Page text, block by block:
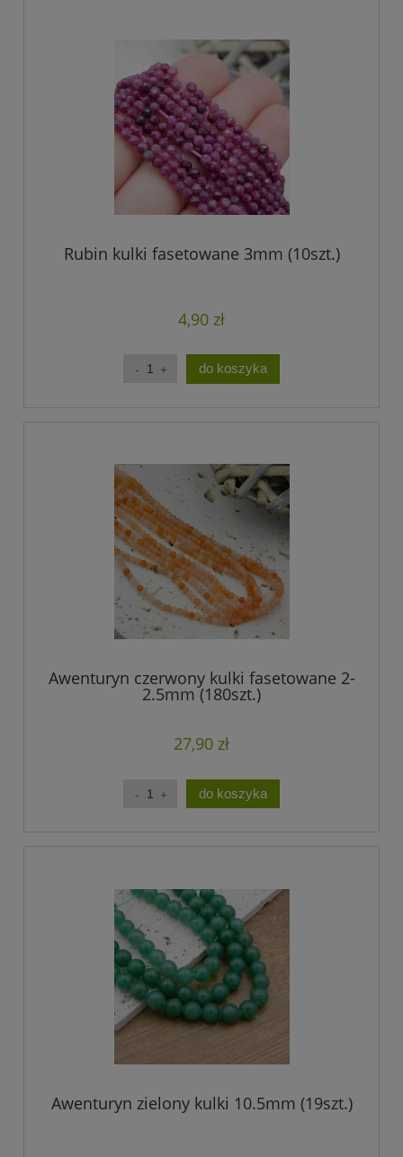
Rubin kulki fasetowane 3mm (10szt.)
4,90 zł
do koszyka
Awenturyn czerwony kulki fasetowane 2-
2.5mm (180szt.)
27,90 zł
do koszyka
Awenturyn zielony kulki 10.5mm (19szt.)